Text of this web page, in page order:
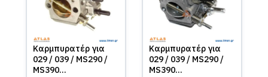
Καρμπυρατέρ για
029 / 039 / MS290 /
MS390...
Καρμπυρατέρ για
029 / 039 / MS290 /
MS390...